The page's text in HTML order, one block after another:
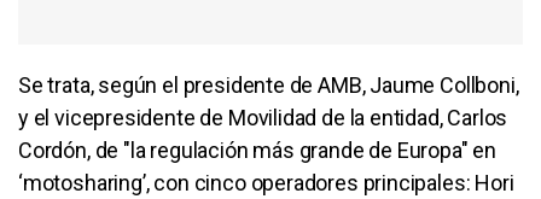
Se trata, según el presidente de AMB, Jaume Collboni,
y el vicepresidente de Movilidad de la entidad, Carlos
Cordón, de "la regulación más grande de Europa" en
‘motosharing’, con cinco operadores principales: Hori